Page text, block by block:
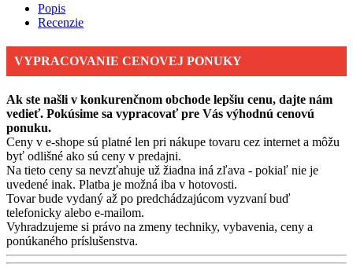
Popis
Recenzie
VYPRACOVANIE CENOVEJ PONUKY
Ak ste našli v konkurenčnom obchode lepšiu cenu, dajte nám
vedieť. Pokúsime sa vypracovať pre Vás výhodnú cenovú
ponuku.
Ceny v e-shope sú platné len pri nákupe tovaru cez internet a môžu
byť odlišné ako sú ceny v predajni.
Na tieto ceny sa nevzťahuje už žiadna iná zľava - pokiaľ nie je
uvedené inak. Platba je možná iba v hotovosti.
Tovar bude vydaný až po predchádzajúcom vyzvaní buď
telefonicky alebo e-mailom.
Vyhradzujeme si právo na zmeny techniky, vybavenia, ceny a
ponúkaného príslušenstva.